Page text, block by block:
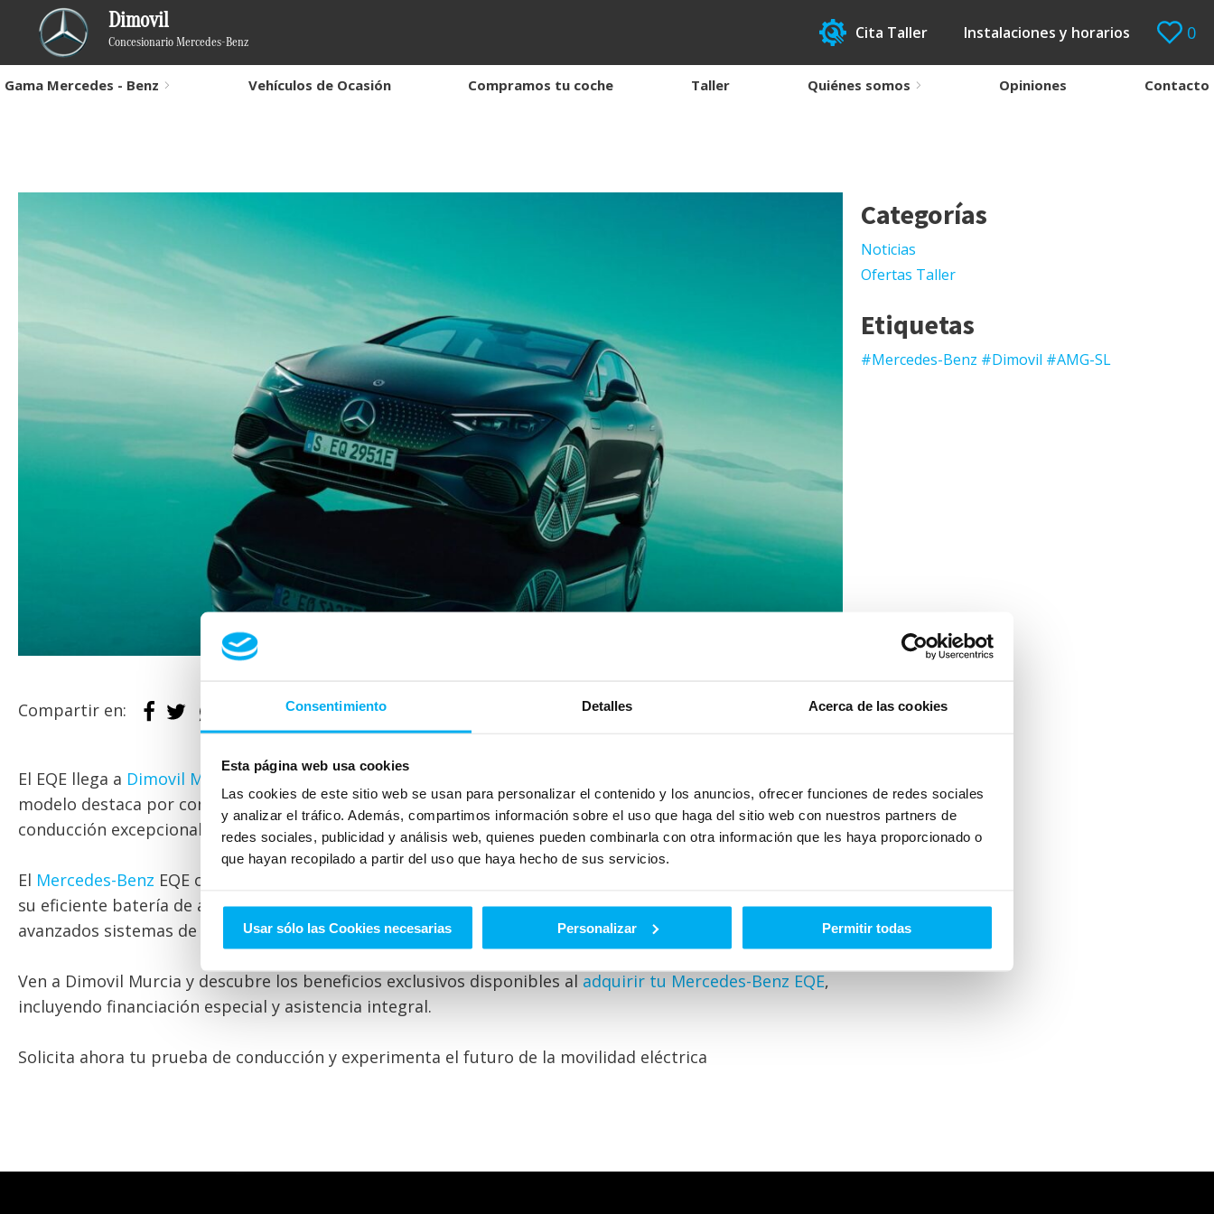
Consentimiento Detalles Acerca de las cookies
Esta página web usa cookies
Las cookies de este sitio web se usan para personalizar el contenido y los anuncios, ofrecer funciones de redes sociales
y analizar el tráfico. Además, compartimos información sobre el uso que haga del sitio web con nuestros partners de
redes sociales, publicidad y análisis web, quienes pueden combinarla con otra información que les haya proporcionado o
que hayan recopilado a partir del uso que haya hecho de sus servicios.
Usar sólo las Cookies necesarias Personalizar Permitir todas
Dimovil
Concesionario Mercedes-Benz Cita Taller Instalaciones y horarios 0
Gama Mercedes - Benz Vehículos de Ocasión Compramos tu coche Taller Quiénes somos Opiniones Contacto
Compartir en:
El EQE llega a Dimovil Murcia
consolidándose como una referencia en movilidad eléctrica premium. Este
modelo destaca por combinar lujo, tecnología y sostenibilidad, proporcionando una experiencia de
conducción excepcional.
El Mercedes-Benz EQE ofrece una autonomía impresionante de hasta 660 km según ciclo WLTP, gracias a
su eficiente batería de alto rendimiento. Equipado con el sistema multimedia MBUX Hyperscreen y
avanzados sistemas de seguridad activa, el EQE asegura confort y tranquilidad en cada trayecto.
Ven a Dimovil Murcia y descubre los beneficios exclusivos disponibles al adquirir tu Mercedes-Benz EQE,
incluyendo financiación especial y asistencia integral.
Solicita ahora tu prueba de conducción y experimenta el futuro de la movilidad eléctrica
Categorías
Noticias
Ofertas Taller
Etiquetas
#Mercedes-Benz #Dimovil #AMG-SL